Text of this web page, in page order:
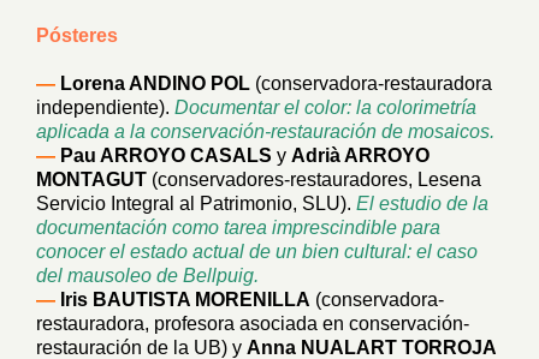
Pósteres
— Lorena ANDINO POL (conservadora-restauradora
independiente). Documentar el color: la colorimetría
aplicada a la conservación-restauración de mosaicos.
— Pau ARROYO CASALS y Adrià ARROYO
MONTAGUT (conservadores-restauradores, Lesena
Servicio Integral al Patrimonio, SLU). El estudio de la
documentación como tarea imprescindible para
conocer el estado actual de un bien cultural: el caso
del mausoleo de Bellpuig.
— Iris BAUTISTA MORENILLA (conservadora-
restauradora, profesora asociada en conservación-
restauración de la UB) y Anna NUALART TORROJA